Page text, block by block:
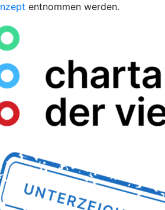
entnommen werden.